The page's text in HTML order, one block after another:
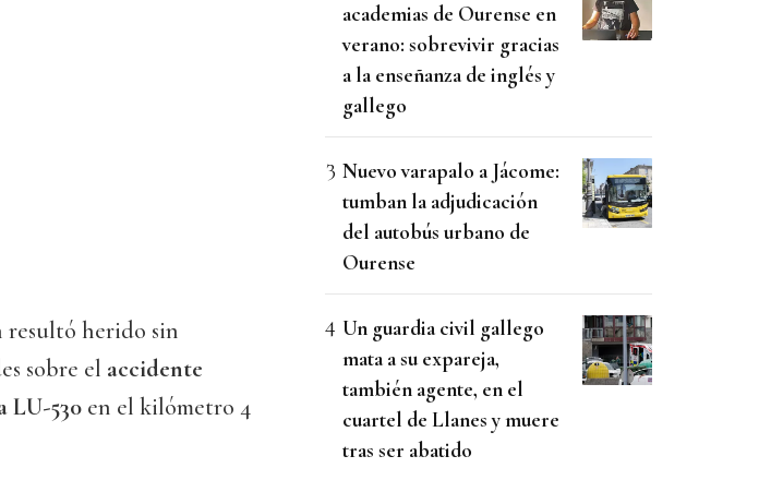
resultó herido sin
sobre el accidente
LU-530 en el kilómetro 4
academias de Ourense en
verano: sobrevivir gracias
a la enseñanza de inglés y
gallego
Nuevo varapalo a Jácome:
tumban la adjudicación
del autobús urbano de
Ourense
Un guardia civil gallego
mata a su expareja,
también agente, en el
cuartel de Llanes y muere
tras ser abatido